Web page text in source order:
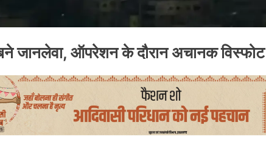
जानलेवा, ऑपरेशन के दौरान अचानक विस्फोट